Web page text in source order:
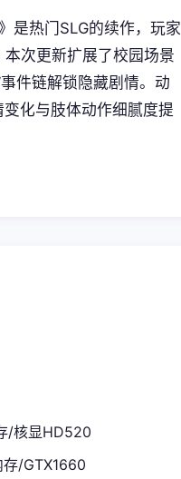
是热门SLG的续作，玩家
次更新扩展了校园场景
件链解锁隐藏剧情。动
化与肢体动作细腻度提
/核显HD520
存/GTX1660